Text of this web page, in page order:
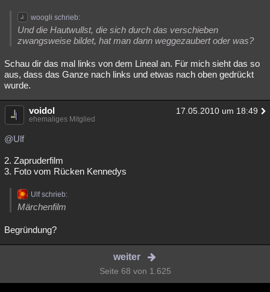
woogli schrieb:
Und die Hautwullst, die sich durch das verschieben
zwangsweise bildet, hat man dann weggezaubert oder was?
Schau dir das mal links von dem Lineal an. Für mich sieht das so
aus, dass das Ganze nach links und etwas nach oben gedrückt
wurde.
voidol 17.05.2010 um 18:49
ehemaliges Mitglied
@Ulf
2. Zapruderfilm
3. Foto vom Rücken Kennedys
Ulf schrieb:
Märchenfilm
Begründung?
weiter
Seite 68 von 1.625